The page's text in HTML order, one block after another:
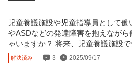
児童養護施設や児童指導員として
やASDなどの発達障害を抱えなが
ゃいますか？ 将来、児童養護施設
解決済み 3 2025/09/17